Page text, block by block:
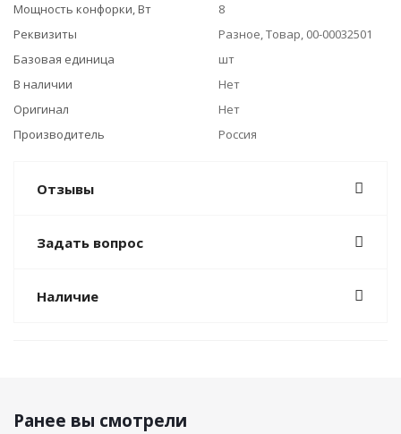
Мощность конфорки, Вт
8
Реквизиты
Разное, Товар, 00-00032501
Базовая единица
шт
В наличии
Нет
Оригинал
Нет
Производитель
Россия
Отзывы
Задать вопрос
Наличие
Ранее вы смотрели